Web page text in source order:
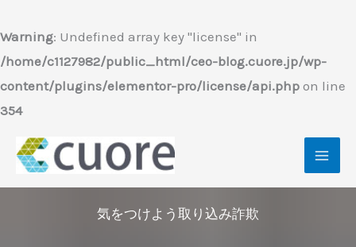
Warning: Undefined array key "license" in
/home/c1127982/public_html/ceo-blog.cuore.jp/wp-
content/plugins/elementor-pro/license/api.php on line
354
容
を
ス
キ
気をつけよう取り込み詐欺